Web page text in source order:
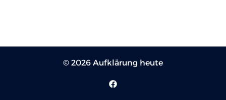
© 2026 Aufklärung heute